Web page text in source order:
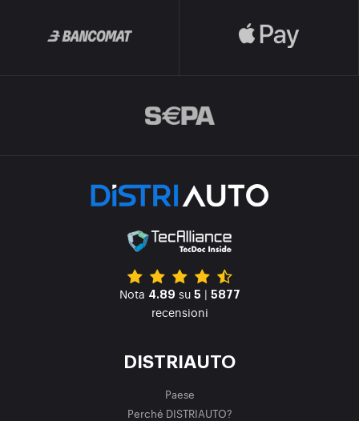
Nota 4.89 su 5 | 5877
recensioni
DISTRIAUTO
Paese
Perché DISTRIAUTO?